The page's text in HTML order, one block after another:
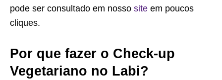
pode ser consultado em nosso site em poucos
cliques.
Por que fazer o Check-up
Vegetariano no Labi?